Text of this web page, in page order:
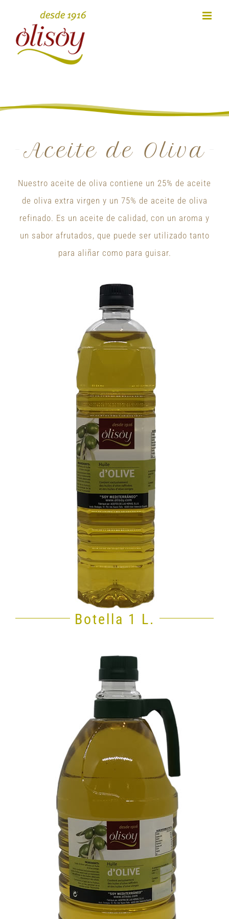
content
Aceite de Oliva
Nuestro aceite de oliva contiene un 25% de aceite
de oliva extra virgen y un 75% de aceite de oliva
refinado. Es un aceite de calidad, con un aroma y
un sabor afrutados, que puede ser utilizado tanto
para aliñar como para guisar.
Botella 1 L.